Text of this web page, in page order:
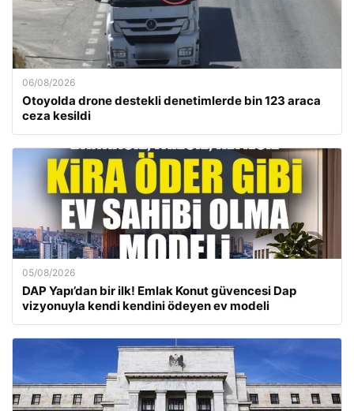
06/08/2026
Otoyolda drone destekli denetimlerde bin 123 araca
ceza kesildi
05/08/2026
DAP Yapı’dan bir ilk! Emlak Konut güvencesi Dap
vizyonuyla kendi kendini ödeyen ev modeli